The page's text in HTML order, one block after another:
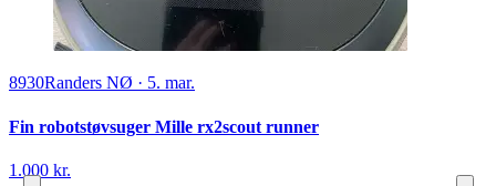
8930Randers NØ · 5. mar.
Fin robotstøvsuger Mille rx2scout runner
1.000 kr.